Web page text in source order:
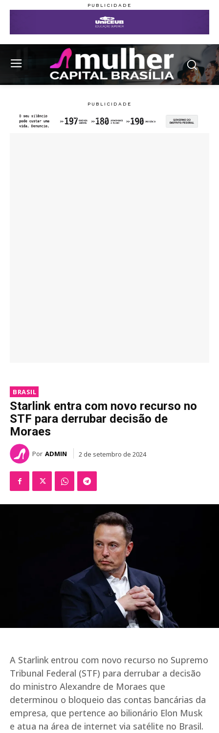
BRASIL
Starlink entra com novo recurso no
STF para derrubar decisão de
Moraes
Por ADMIN 2 de setembro de 2024
A Starlink entrou com novo recurso no Supremo
Tribunal Federal (STF) para derrubar a decisão
do ministro Alexandre de Moraes que
determinou o bloqueio das contas bancárias da
empresa, que pertence ao bilionário Elon Musk
e atua na área de internet via satélite no Brasil.